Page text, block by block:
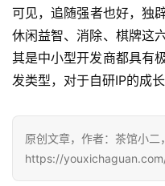
会
上
海
可见，追随强者也好，独
休闲益智、消除、棋牌这
其是中小型开发商都具有
发类型，对于自研IP的成
原创文章，作者：茶馆小二
https://